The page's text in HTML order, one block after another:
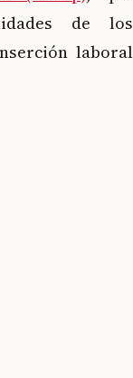
de los
laboral